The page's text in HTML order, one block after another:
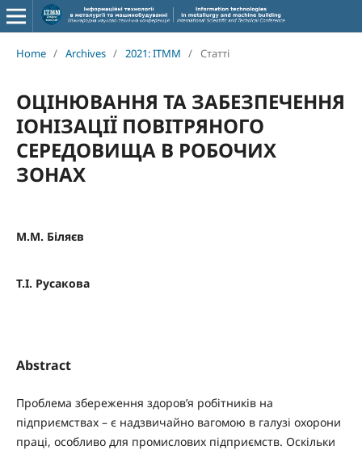
Home / Archives / 2021: ITMM / Статті
ОЦІНЮВАННЯ ТА ЗАБЕЗПЕЧЕННЯ
ІОНІЗАЦІЇ ПОВІТРЯНОГО
СЕРЕДОВИЩА В РОБОЧИХ
ЗОНАХ
М.М. Біляєв
T.I. Русакова
Abstract
Проблема збереження здоров’я робітників на
підприємствах – є надзвичайно вагомою в галузі охорони
праці, особливо для промислових підприємств. Оскільки